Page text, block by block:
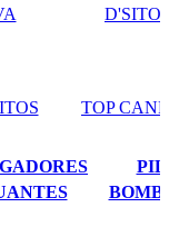
D'SITO
TOP